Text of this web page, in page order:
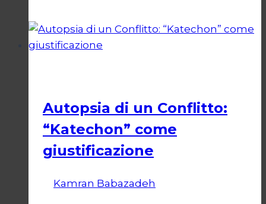
del
Diritto
Autopsia di un Conflitto:
“Katechon” come
giustificazione
Kamran Babazadeh